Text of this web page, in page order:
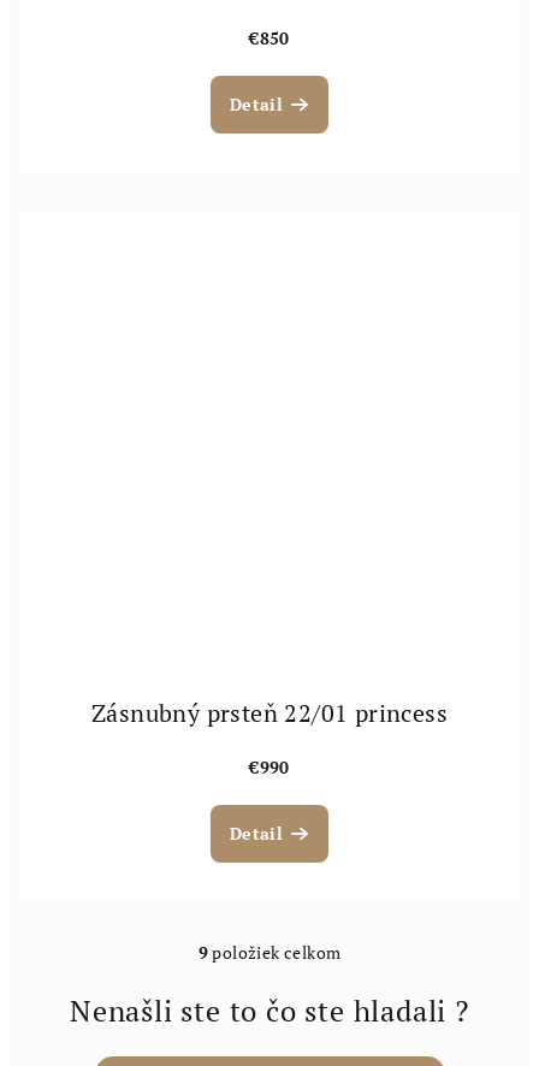
€850
Detail
Zásnubný prsteň 22/01 princess
€990
Detail
O
v
l
á
9položiek celkom
Nenašli ste to čo ste hladali ?